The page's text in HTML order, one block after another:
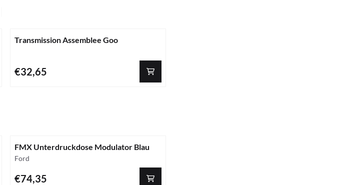
Transmission Assemblee Goo
Preis: 32,65
€32,65
FMX Unterdruckdose Modulator Blau
Marke:
Ford
Preis: 74,35
€74,35